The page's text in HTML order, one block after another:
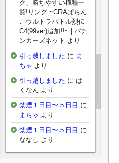
ク、勝ちやすい機種一
覧!リング ~CRAぱちん
こウルトラバトル烈伝
C4(99ver)追加!!~ | パチ
ンカーズネット より
引っ越しました に ま
ちゃ より
引っ越しました に は
くなん より
禁煙１日目〜５日目 に
まちゃ より
禁煙１日目〜５日目 に
ななし より